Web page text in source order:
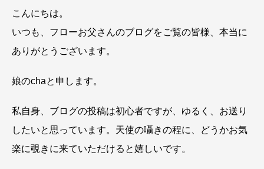
こんにちは。
いつも、フローお父さんのブログをご覧の皆様、本当に
ありがとうございます。
娘のchaと申します。
私自身、ブログの投稿は初心者ですが、ゆるく、お送り
したいと思っています。天使の囁きの程に、どうかお気
楽に覗きに来ていただけると嬉しいです。